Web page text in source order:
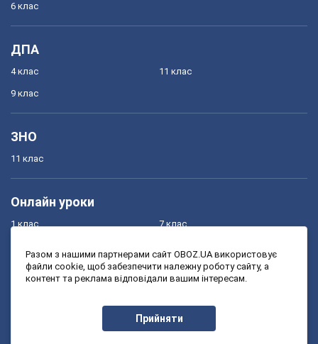
6 клас
ДПА
4 клас
9 клас
11 клас
ЗНО
11 клас
Онлайн уроки
1 клас
3 клас
7 клас
9 клас
Разом з нашими партнерами сайт OBOZ.UA використовує
файли cookie, щоб забезпечити належну роботу сайту, а
контент та реклама відповідали вашим інтересам.
Прийняти